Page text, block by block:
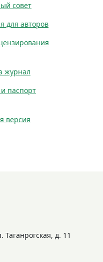
совет
для авторов
журнал
паспорт
версия
д. 11